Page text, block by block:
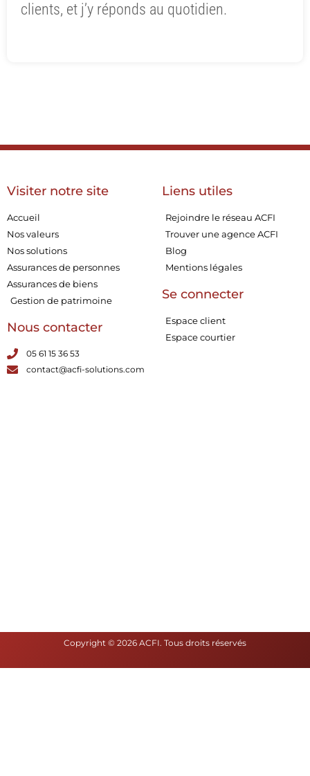
clients, et j’y réponds au quotidien.
Visiter notre site
Accueil
Nos valeurs
Nos solutions
Assurances de personnes
Assurances de biens
Gestion de patrimoine
Nous contacter
05 61 15 36 53
contact@acfi-solutions.com
Liens utiles
Rejoindre le réseau ACFI
Trouver une agence ACFI
Blog
Mentions légales
Se connecter
Espace client
Espace courtier
Copyright © 2026 ACFI. Tous droits réservés​